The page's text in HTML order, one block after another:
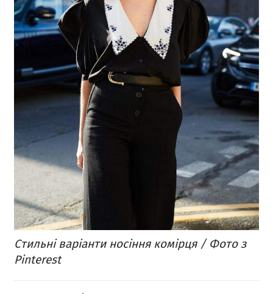
Стильні варіанти носіння комірця / Фото з
Pinterest